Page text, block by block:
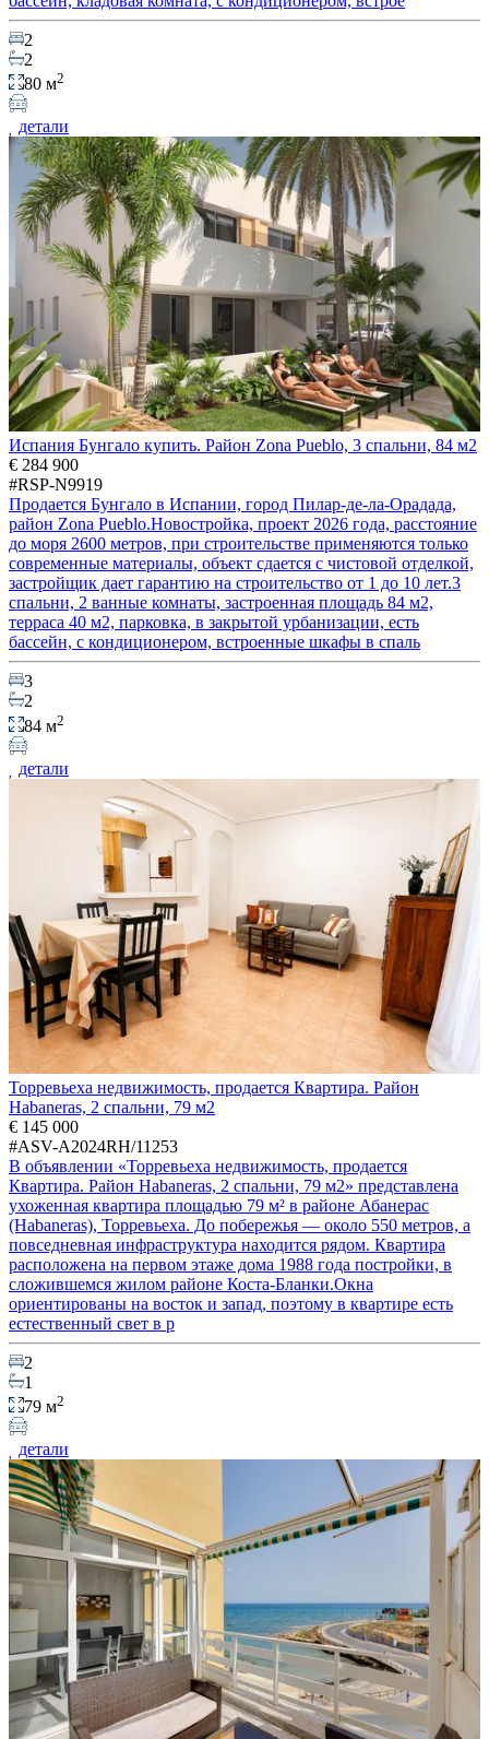
2
2
80 м2
детали
Испания Бунгало купить. Район Zona Pueblo, 3 спальни, 84 м2
€ 284 900
#RSP-N9919
Продается Бунгало в Испании, город Пилар-де-ла-Орадада,
район Zona Pueblo.Новостройка, проект 2026 года, расстояние
до моря 2600 метров, при строительстве применяются только
современные материалы, объект сдается с чистовой отделкой,
застройщик дает гарантию на строительство от 1 до 10 лет.3
спальни, 2 ванные комнаты, застроенная площадь 84 м2,
терраса 40 м2, парковка, в закрытой урбанизации, есть
бассейн, с кондиционером, встроенные шкафы в спаль
3
2
84 м2
детали
Торревьеха недвижимость, продается Квартира. Район
Habaneras, 2 спальни, 79 м2
€ 145 000
#ASV-A2024RH/11253
В объявлении «Торревьеха недвижимость, продается
Квартира. Район Habaneras, 2 спальни, 79 м2» представлена
ухоженная квартира площадью 79 м² в районе Абанерас
(Habaneras), Торревьеха. До побережья — около 550 метров, а
повседневная инфраструктура находится рядом. Квартира
расположена на первом этаже дома 1988 года постройки, в
сложившемся жилом районе Коста-Бланки.Окна
ориентированы на восток и запад, поэтому в квартире есть
естественный свет в р
2
1
79 м2
детали